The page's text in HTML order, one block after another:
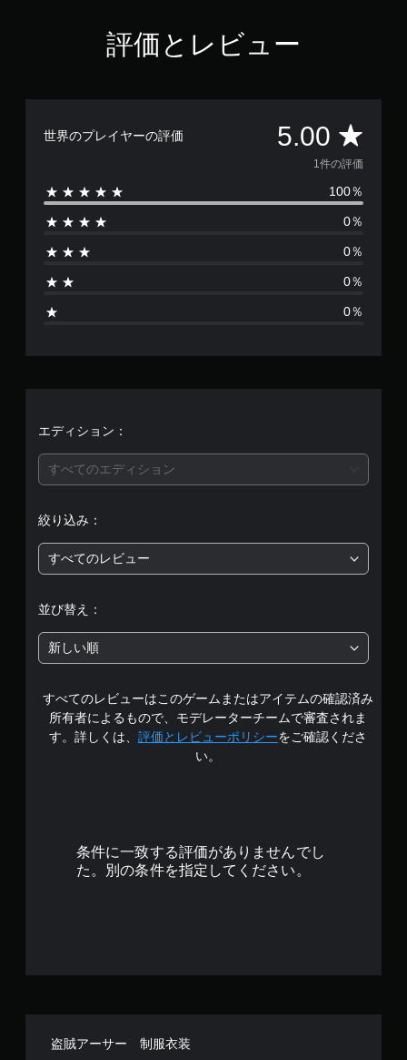
評価とレビュー
世界のプレイヤーの評価 5.00 評
価
数
は
、
段
階
の
1
で
す
1件の評価
100％
0％
0％
0％
0％
エディション：
すべてのエディション
絞り込み：
すべてのレビュー
並び替え：
新しい順
すべてのレビューはこのゲームまたはアイテムの確認済み
所有者によるもので、モデレーターチームで審査されま
す。詳しくは、 評価とレビューポリシーをご確認くださ
い。
条件に一致する評価がありませんでし
た。別の条件を指定してください。
盗賊アーサー 制服衣装